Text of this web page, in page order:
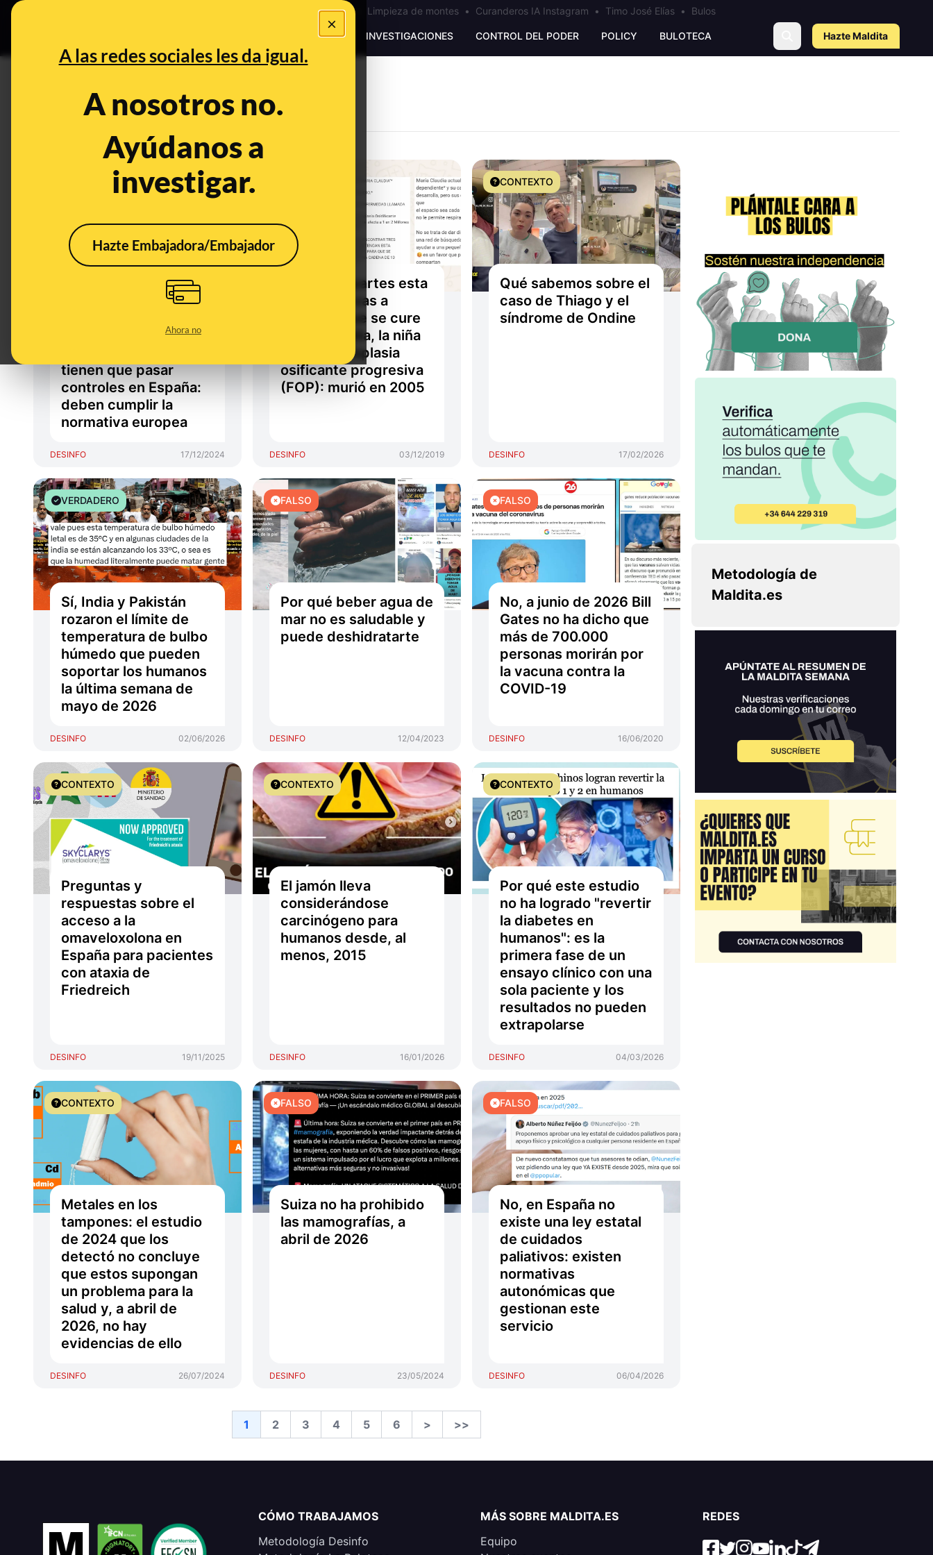
×
A las redes sociales les da igual.
A nosotros no.
Ayúdanos a
investigar.
Hazte Embajadora/Embajador
Ahora no
Bulos Ceuta • Limpieza de montes • Curanderos IA Instagram • Timo José Elías • Bulos
PREBUNKING INVESTIGACIONES CONTROL DEL PODER POLICY BULOTECA Hazte Maldita
Cuidado con los
contenidos que dicen
código de barras 611
tienen que pasar
controles en España:
deben cumplir la
normativa europea
DESINFO 17/12/2024
No, si compartes esta
cadena no vas a
ayudar a que se cure
María Claudia, la niña
con fibrodisplasia
osificante progresiva
(FOP): murió en 2005
DESINFO 03/12/2019
CONTEXTO
Qué sabemos sobre el
caso de Thiago y el
síndrome de Ondine
DESINFO 17/02/2026
VERDADERO
Sí, India y Pakistán
rozaron el límite de
temperatura de bulbo
húmedo que pueden
soportar los humanos
la última semana de
mayo de 2026
DESINFO 02/06/2026
FALSO
Por qué beber agua de
mar no es saludable y
puede deshidratarte
DESINFO 12/04/2023
FALSO
No, a junio de 2026 Bill
Gates no ha dicho que
más de 700.000
personas morirán por
la vacuna contra la
COVID-19
DESINFO 16/06/2020
CONTEXTO
Preguntas y
respuestas sobre el
acceso a la
omaveloxolona en
España para pacientes
con ataxia de
Friedreich
DESINFO 19/11/2025
CONTEXTO
El jamón lleva
considerándose
carcinógeno para
humanos desde, al
menos, 2015
DESINFO 16/01/2026
CONTEXTO
Por qué este estudio
no ha logrado "revertir
la diabetes en
humanos": es la
primera fase de un
ensayo clínico con una
sola paciente y los
resultados no pueden
extrapolarse
DESINFO 04/03/2026
CONTEXTO
Metales en los
tampones: el estudio
de 2024 que los
detectó no concluye
que estos supongan
un problema para la
salud y, a abril de
2026, no hay
evidencias de ello
DESINFO 26/07/2024
FALSO
Suiza no ha prohibido
las mamografías, a
abril de 2026
DESINFO 23/05/2024
FALSO
No, en España no
existe una ley estatal
de cuidados
paliativos: existen
normativas
autonómicas que
gestionan este
servicio
DESINFO 06/04/2026
1 2 3 4 5 6 > >>
Metodología de
Maldita.es
CÓMO TRABAJAMOS
Metodología Desinfo
MÁS SOBRE MALDITA.ES
Equipo
REDES